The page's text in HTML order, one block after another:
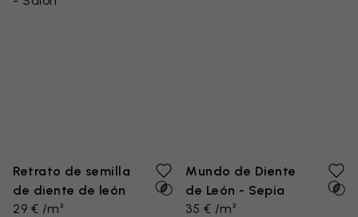
Retrato de semilla
de diente de león
29 € /m²
Mundo de Diente
de León - Sepia
35 € /m²